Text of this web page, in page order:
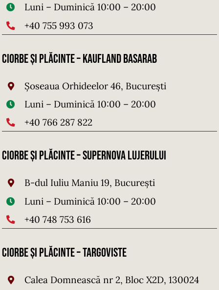
Luni – Duminică 10:00 – 20:00
+40 755 993 073
Ciorbe și Plăcinte – Kaufland Basarab
Șoseaua Orhideelor 46, București
Luni – Duminică 10:00 – 20:00
+40 766 287 822
Ciorbe și Plăcinte – SuperNova Lujerului
B-dul Iuliu Maniu 19, București
Luni – Duminică 10:00 – 20:00
+40 748 753 616
Ciorbe și Plăcinte – Targoviste
Calea Domnească nr 2, Bloc X2D, 130024